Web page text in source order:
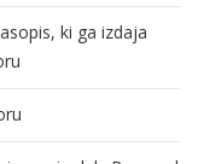
ki ga izdaja